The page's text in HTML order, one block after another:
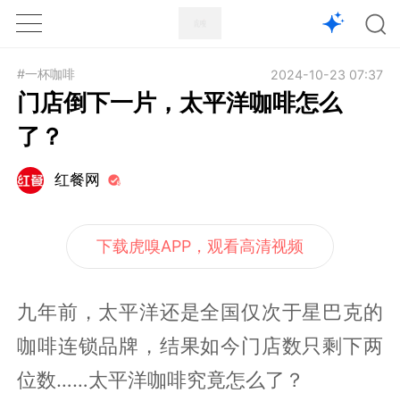
1X
#一杯咖啡 2024-10-23 07:37
门店倒下一片，太平洋咖啡怎么
了？
红餐网
下载虎嗅APP，观看高清视频
九年前，太平洋还是全国仅次于星巴克的
咖啡连锁品牌，结果如今门店数只剩下两
位数……太平洋咖啡究竟怎么了？